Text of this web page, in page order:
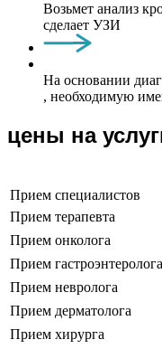
Возьмет анализ
сделает УЗИ
На основании
, необходимую
цены на
Прием специалистов
Прием терапевта
Прием онколога
Прием гастроэнтеролога
Прием невролога
Прием дерматолога
Прием хирурга